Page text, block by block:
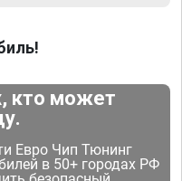
кто может
Евро Чип Тюнинг
в 50+ городах РФ